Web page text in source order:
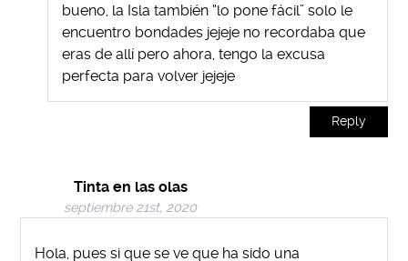
bueno, la Isla también “lo pone fácil” solo le
encuentro bondades jejeje no recordaba que
eras de allí pero ahora, tengo la excusa
perfecta para volver jejeje
Reply
Tinta en las olas
septiembre 21st, 2020
Hola, pues si que se ve que ha sido una